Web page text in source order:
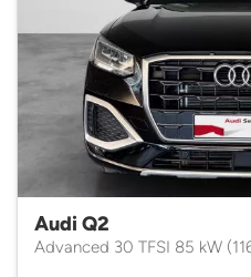
Audi Q2
Advanced 30 TFSI 85 kW